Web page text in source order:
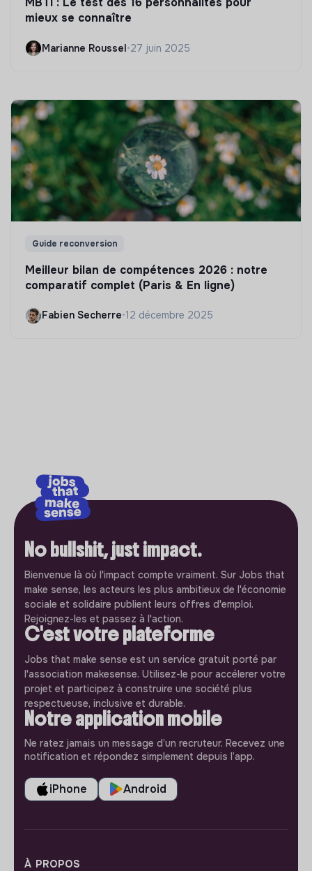
mieux se connaître
Marianne Roussel•27 juin 2025
Guide reconversion
Meilleur bilan de compétences 2026 : notre
comparatif complet (Paris & En ligne)
Fabien Secherre•12 décembre 2025
No bullshit, just impact.
Bienvenue là où l'impact compte vraiment. Sur Jobs that
make sense, les acteurs les plus ambitieux de l'économie
sociale et solidaire publient leurs offres d'emploi.
Rejoignez-les et passez à l'action.
C'est votre plateforme
Jobs that make sense est un service gratuit porté par
l'association makesense. Utilisez-le pour accélerer votre
projet et participez à construire une société plus
respectueuse, inclusive et durable.
Notre application mobile
Ne ratez jamais un message d’un recruteur. Recevez une
notification et répondez simplement depuis l’app.
iPhone Android
À PROPOS